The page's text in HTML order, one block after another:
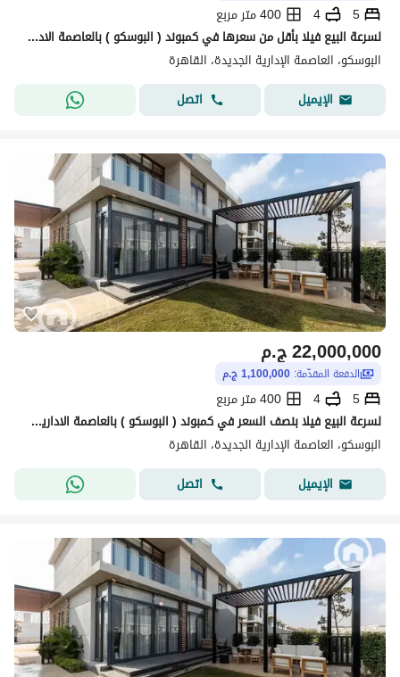
5
4
400 متر مربع
لسرعة البيع فيلا بأقل من سعرها في كمبوند ( البوسكو ) بالعاصمة الادارية الجديدة منطقة المستثمرين امام كمبوند سيليا ( جاهزة للمعاينة )
البوسكو، العاصمة الإدارية الجديدة، القاهرة
الإيميل
اتصل
ج.م22,000,000
الدفعة المقدّمة: 1,100,000 ج.م
5
4
400 متر مربع
لسرعة البيع فيلا بنصف السعر في كمبوند ( البوسكو ) بالعاصمة الادارية الجديدة منطقة المستثمرين امام كمبوند سيليا ( جاهزة للمعاينة )
البوسكو، العاصمة الإدارية الجديدة، القاهرة
الإيميل
اتصل